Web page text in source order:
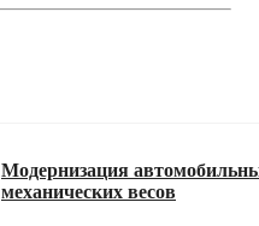
Модернизация
механических весов